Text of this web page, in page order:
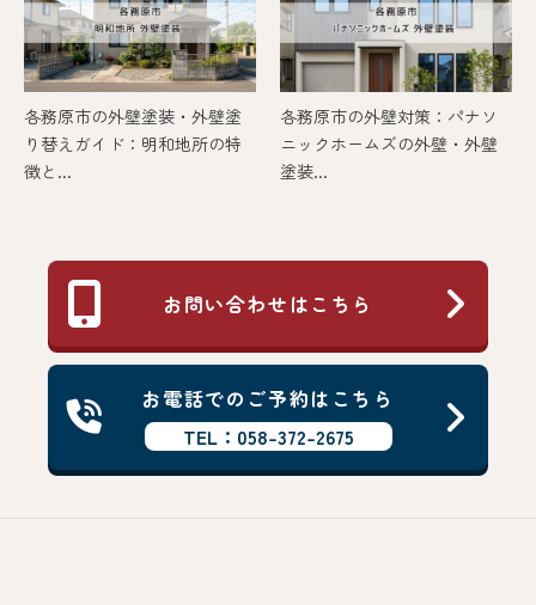
各務原市の外壁塗装・外壁塗
り替えガイド：明和地所の特
徴と...
各務原市の外壁対策：パナソ
ニックホームズの外壁・外壁
塗装...
お問い合わせはこちら
お電話でのご予約はこちら
TEL：058-372-2675